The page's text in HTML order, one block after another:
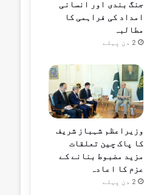
جنگ بندی اور انسانی
امداد کی فراہمی کا
مطالبہ
2 دن پہلے
وزیراعظم شہباز شریف
کا پاک چین تعلقات
مزید مضبوط بنانے کے
عزم کا اعادہ
2 دن پہلے